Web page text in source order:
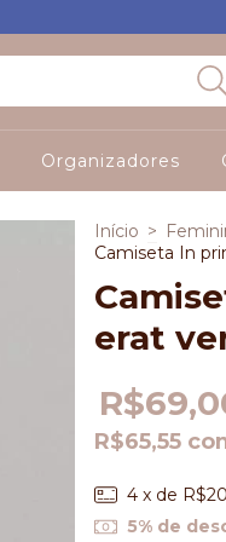
Organizadores
Início >
Camiseta In
erat
R$65,55
4 x de
5% de